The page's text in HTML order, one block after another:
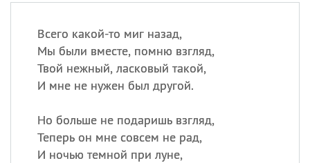
Всего какой-то миг назад,
Мы были вместе, помню взгляд,
Твой нежный, ласковый такой,
И мне не нужен был другой.
Но больше не подаришь взгляд,
Теперь он мне совсем не рад,
И ночью темной при луне,